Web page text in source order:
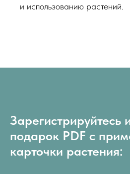
и использованию растений.
Зарегистрируйтесь
подарок PDF с
карточки растения: